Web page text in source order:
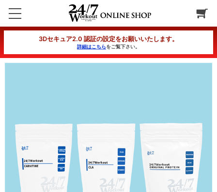
クイックバーン改セット（3回定期コース）2回目
3Dセキュア2.0 認証の設定をお願いいたします。
詳細はこちらをご覧下さい。